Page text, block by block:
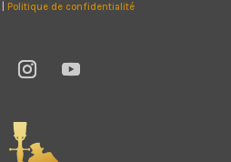
Politique de confidentialité